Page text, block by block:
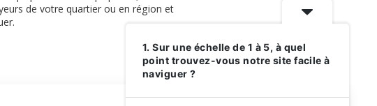
de votre quartier ou en région et
1. Sur une échelle de 1 à 5, à quel
point trouvez-vous notre site facile à
naviguer ?